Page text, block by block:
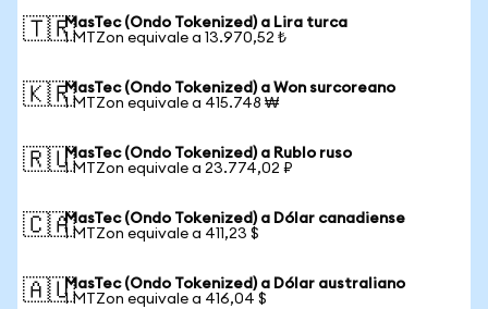
🇹🇷MasTec (Ondo Tokenized) a Lira turca
1 MTZon equivale a 13.970,52 ₺
🇰🇷MasTec (Ondo Tokenized) a Won surcoreano
1 MTZon equivale a 415.748 ₩
🇷🇺MasTec (Ondo Tokenized) a Rublo ruso
1 MTZon equivale a 23.774,02 ₽
🇨🇦MasTec (Ondo Tokenized) a Dólar canadiense
1 MTZon equivale a 411,23 $
🇦🇺MasTec (Ondo Tokenized) a Dólar australiano
1 MTZon equivale a 416,04 $